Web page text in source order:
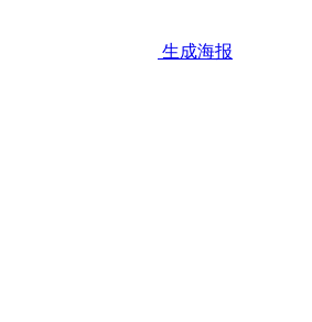
生成海报